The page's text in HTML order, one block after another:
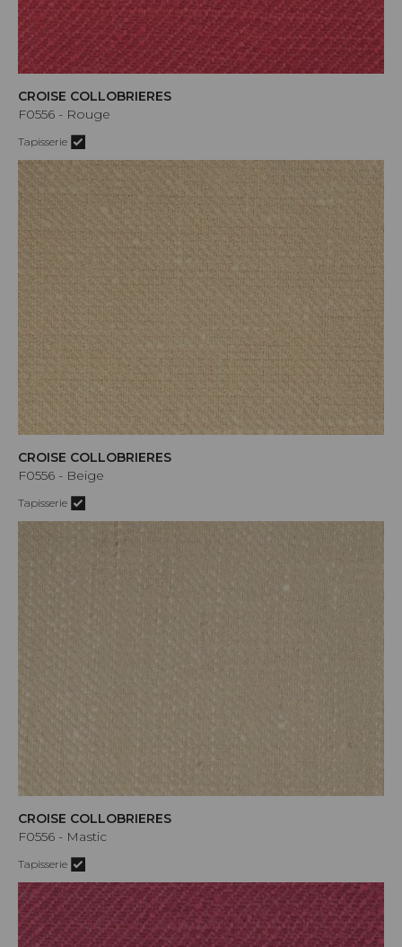
CROISE COLLOBRIERES
F0556 - Rouge
Tapisserie
CROISE COLLOBRIERES
F0556 - Beige
Tapisserie
CROISE COLLOBRIERES
F0556 - Mastic
Tapisserie